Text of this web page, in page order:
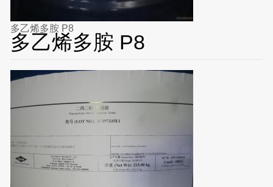
多乙烯多胺 P8
多乙烯多胺 P8